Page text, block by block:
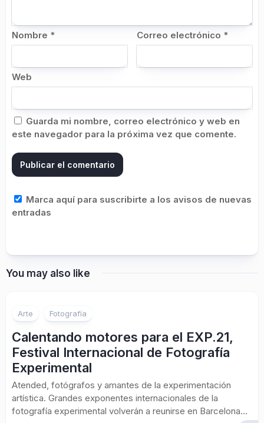
Nombre * Correo electrónico *
Web
Guarda mi nombre, correo electrónico y web en
este navegador para la próxima vez que comente.
Marca aquí para suscribirte a los avisos de nuevas
entradas
You may also like
Arte Fotografía
Calentando motores para el EXP.21,
Festival Internacional de Fotografía
Experimental
Atended, fotógrafos y amantes de la experimentación
artística. Grandes exponentes internacionales de la
fotografía experimental volverán a reunirse en Barcelona...